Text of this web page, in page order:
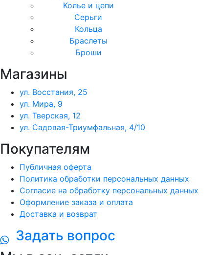
Колье и цепи
Серьги
Кольца
Браслеты
Броши
Магазины
ул. Восстания, 25
ул. Мира, 9
ул. Тверская, 12
ул. Садовая-Триумфальная, 4/10
Покупателям
Публичная оферта
Политика обработки персональных данных
Согласие на обработку персональных данных
Оформление заказа и оплата
Доставка и возврат
Задать вопрос